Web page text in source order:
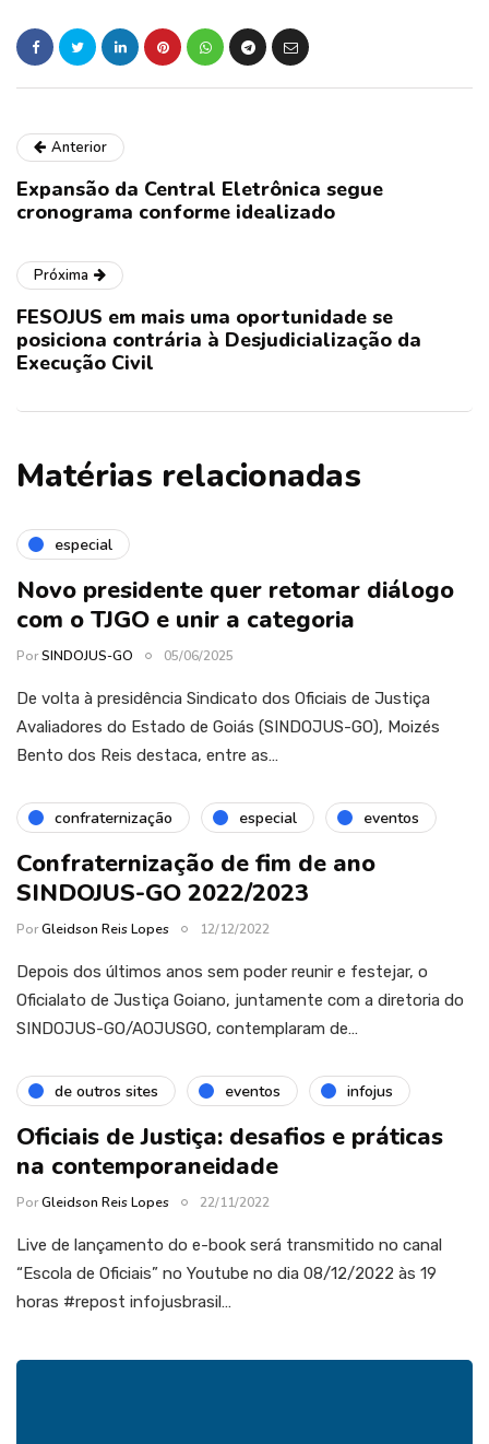
Anterior
Expansão da Central Eletrônica segue
cronograma conforme idealizado
Próxima
FESOJUS em mais uma oportunidade se
posiciona contrária à Desjudicialização da
Execução Civil
Matérias relacionadas
especial
Novo presidente quer retomar diálogo
com o TJGO e unir a categoria
PorSINDOJUS-GO 05/06/2025
De volta à presidência Sindicato dos Oficiais de Justiça
Avaliadores do Estado de Goiás (SINDOJUS-GO), Moizés
Bento dos Reis destaca, entre as…
confraternização especial eventos
Confraternização de fim de ano
SINDOJUS-GO 2022/2023
PorGleidson Reis Lopes 12/12/2022
Depois dos últimos anos sem poder reunir e festejar, o
Oficialato de Justiça Goiano, juntamente com a diretoria do
SINDOJUS-GO/AOJUSGO, contemplaram de…
de outros sites eventos infojus
Oficiais de Justiça: desafios e práticas
na contemporaneidade
PorGleidson Reis Lopes 22/11/2022
Live de lançamento do e-book será transmitido no canal
“Escola de Oficiais” no Youtube no dia 08/12/2022 às 19
horas #repost infojusbrasil…